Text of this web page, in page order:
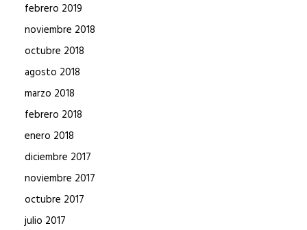
febrero 2019
noviembre 2018
octubre 2018
agosto 2018
marzo 2018
febrero 2018
enero 2018
diciembre 2017
noviembre 2017
octubre 2017
julio 2017